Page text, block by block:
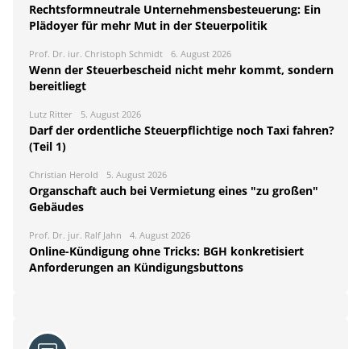
Rechtsformneutrale Unternehmensbesteuerung: Ein
Plädoyer für mehr Mut in der Steuerpolitik
Prof. Dr. iur. Christoph Schmidt 6. August 2026
Wenn der Steuerbescheid nicht mehr kommt, sondern
bereitliegt
Lutz Ritter 5. August 2026
Darf der ordentliche Steuerpflichtige noch Taxi fahren?
(Teil 1)
Christian Herold 5. August 2026
Organschaft auch bei Vermietung eines "zu großen"
Gebäudes
Prof. Dr. jur. Ralf Jahn 4. August 2026
Online-Kündigung ohne Tricks: BGH konkretisiert
Anforderungen an Kündigungsbuttons